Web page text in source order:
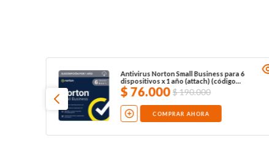
Antivirus Norton Small Business para 6
dispositivos x 1 año (attach) (código
digital)
$76.000 $190.000
COMPRAR AHORA